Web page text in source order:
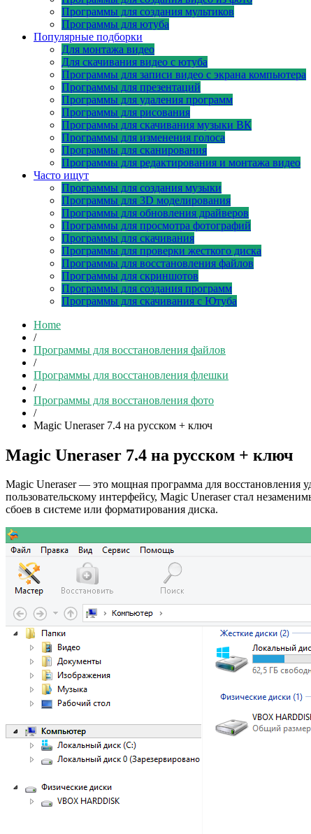
Программы для создания мультиков
Программы для ютуба
Популярные подборки
Для монтажа видео
Для скачивания видео с ютуба
Программы для записи видео с экрана компьютера
Программы для презентаций
Программы для удаления программ
Программы для рисования
Программы для скачивания музыки ВК
Программы для изменения голоса
Программы для сканирования
Программы для редактирования и монтажа видео
Часто ищут
Программы для создания музыки
Программы для 3D моделирования
Программы для обновления драйверов
Программы для просмотра фотографий
Программы для скачивания
Программы для проверки жесткого диска
Программы для восстановления файлов
Программы для скриншотов
Программы для создания программ
Программы для скачивания с Ютуба
Home
/
Программы для восстановления файлов
/
Программы для восстановления флешки
/
Программы для восстановления фото
/
Magic Uneraser 7.4 на русском + ключ
Magic Uneraser 7.4 на русском + ключ
Magic Uneraser — это мощная программа для восстановления
пользовательскому интерфейсу, Magic Uneraser стал
сбоев в системе или форматирования диска.